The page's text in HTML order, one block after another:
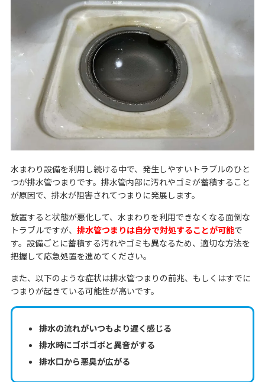
水まわり設備を利用し続ける中で、発生しやすいトラブルのひと
つが排水管つまりです。排水管内部に汚れやゴミが蓄積すること
が原因で、排水が阻害されてつまりに発展します。
放置すると状態が悪化して、水まわりを利用できなくなる面倒な
トラブルですが、 排水管つまりは自分で対処することが可能で
す。設備ごとに蓄積する汚れやゴミも異なるため、適切な方法を
把握して応急処置を進めてください。
また、以下のような症状は排水管つまりの前兆、もしくはすでに
つまりが起きている可能性が高いです。
排水の流れがいつもより遅く感じる
排水時にゴボゴボと異音がする
排水口から悪臭が広がる